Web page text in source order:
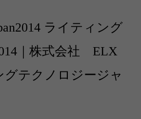
ライティング
｜株式会社 ELX
グテクノロジージャ